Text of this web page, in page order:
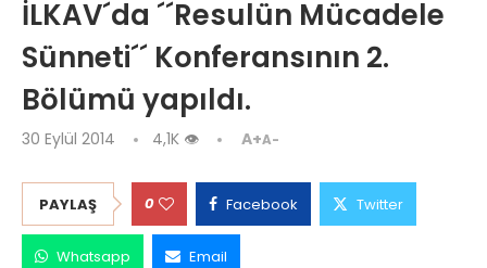
İLKAV´da ´´Resulün Mücadele
Sünneti´´ Konferansının 2.
Bölümü yapıldı.
30 Eylül 2014 4,1K 👁 A+A-
PAYLAŞ 0 Facebook Twitter
Whatsapp Email